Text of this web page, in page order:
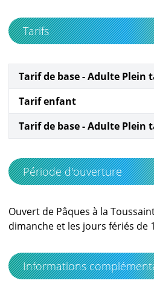
Tarifs
Tarif de base - Adulte Plein
Tarif enfant
Tarif de base - Adulte Plein
Période d'ouverture
Ouvert de Pâques à la
dimanche et les jours fériés de
Informations